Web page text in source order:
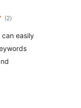
(2एकूण
मूल्यांकन
)
can easily